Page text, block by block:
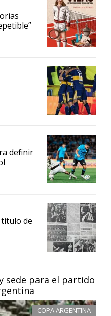
sede para el partido
COPA ARGENTINA
definir
de